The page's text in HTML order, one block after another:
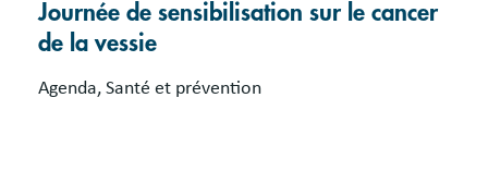
Journée de sensibilisation sur le cancer
de la vessie
Agenda, Santé et prévention